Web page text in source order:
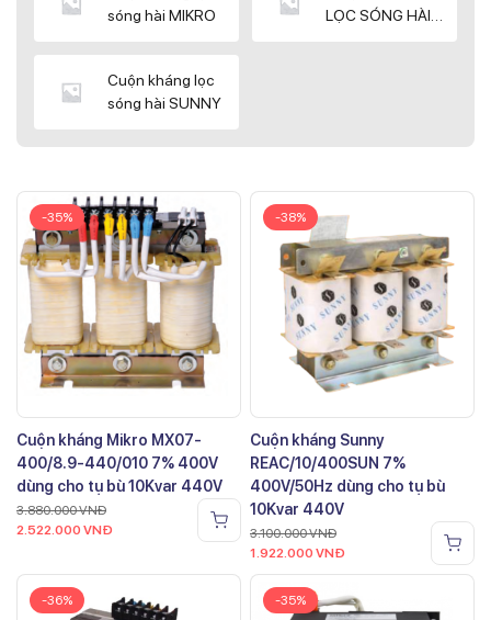
sóng hài MIKRO
LỌC SÓNG HÀI
Cuộn kháng lọc
sóng hài SUNNY
-35%
Cuộn kháng Mikro MX07-
400/8.9-440/010 7% 400V
dùng cho tụ bù 10Kvar 440V
3.880.000VNĐ
2.522.000 VNĐ
-38%
Cuộn kháng Sunny
REAC/10/400SUN 7%
400V/50Hz dùng cho tụ bù
10Kvar 440V
3.100.000VNĐ
1.922.000 VNĐ
-36% -35%